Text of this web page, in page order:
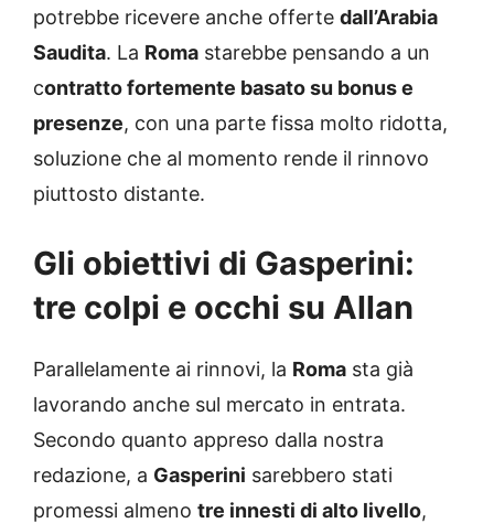
potrebbe ricevere anche offerte dall’Arabia
Saudita. La Roma starebbe pensando a un
contratto fortemente basato su bonus e
presenze, con una parte fissa molto ridotta,
soluzione che al momento rende il rinnovo
piuttosto distante.
Gli obiettivi di Gasperini:
tre colpi e occhi su Allan
Parallelamente ai rinnovi, la Roma sta già
lavorando anche sul mercato in entrata.
Secondo quanto appreso dalla nostra
redazione, a Gasperini sarebbero stati
promessi almeno tre innesti di alto livello,